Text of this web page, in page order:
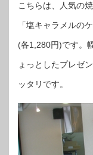
こちらは、人気の
「塩キャラメルの
(各1,280円)です。
ょっとしたプレゼ
ッタリです。